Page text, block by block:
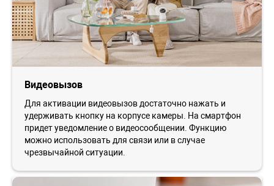
Видеовызов
Для активации видеовызов достаточно нажать и
удерживать кнопку на корпусе камеры. На смартфон
придет уведомление о видеосообщении. Функцию
можно использовать для связи или в случае
чрезвычайной ситуации.